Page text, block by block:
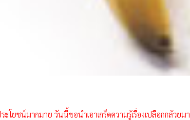
โยชน์มากมาย วันนี้ขอนำเอาเกร็ดความรู้เรื่องเปลือกกล้วยมา